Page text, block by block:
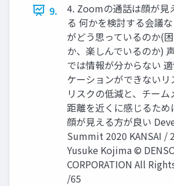
9.
4. Zoomの通話は顔が見
る 何かを検討する会議
がどう思っているのか(
か、楽しんでいるのか)
では情報が分からない
ケーションができないリ
リスクの低減と、チーム
距離を近くに感じるため
顔が見える方が良い
Summit 2020 KANSAI /
Yusuke Kojima ©
CORPORATION All
/65